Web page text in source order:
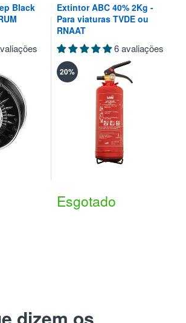
Black
Extintor ABC 40% 2Kg -
Para viaturas TVDE ou
RNAAT
6 avaliações
20%
Esgotado
dizem os